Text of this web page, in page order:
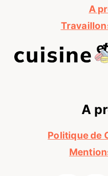
A
A
Politique de